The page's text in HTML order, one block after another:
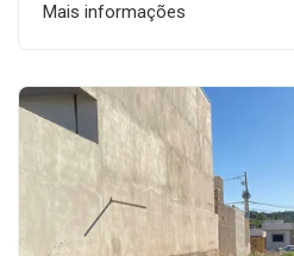
Mais informações